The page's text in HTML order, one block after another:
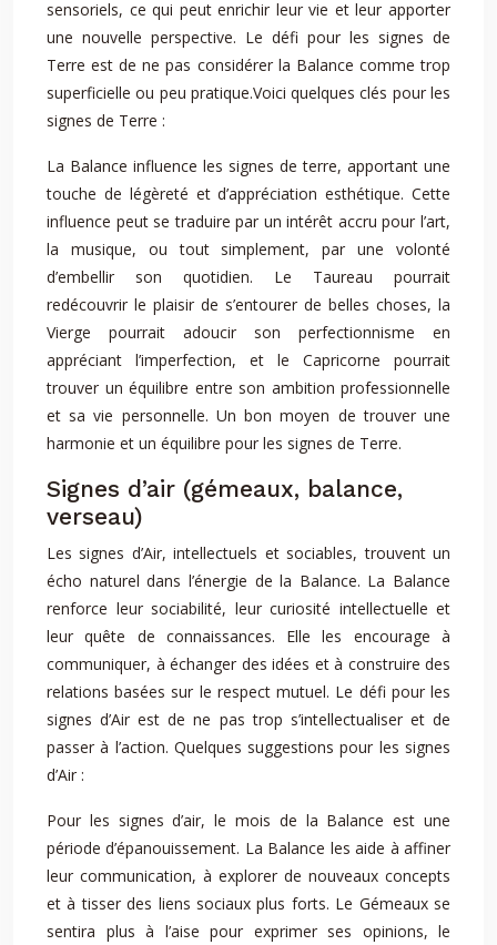
sensoriels, ce qui peut enrichir leur vie et leur apporter
une nouvelle perspective. Le défi pour les signes de
Terre est de ne pas considérer la Balance comme trop
superficielle ou peu pratique.Voici quelques clés pour les
signes de Terre :
La Balance influence les signes de terre, apportant une
touche de légèreté et d’appréciation esthétique. Cette
influence peut se traduire par un intérêt accru pour l’art,
la musique, ou tout simplement, par une volonté
d’embellir son quotidien. Le Taureau pourrait
redécouvrir le plaisir de s’entourer de belles choses, la
Vierge pourrait adoucir son perfectionnisme en
appréciant l’imperfection, et le Capricorne pourrait
trouver un équilibre entre son ambition professionnelle
et sa vie personnelle. Un bon moyen de trouver une
harmonie et un équilibre pour les signes de Terre.
Signes d’air (gémeaux, balance,
verseau)
Les signes d’Air, intellectuels et sociables, trouvent un
écho naturel dans l’énergie de la Balance. La Balance
renforce leur sociabilité, leur curiosité intellectuelle et
leur quête de connaissances. Elle les encourage à
communiquer, à échanger des idées et à construire des
relations basées sur le respect mutuel. Le défi pour les
signes d’Air est de ne pas trop s’intellectualiser et de
passer à l’action. Quelques suggestions pour les signes
d’Air :
Pour les signes d’air, le mois de la Balance est une
période d’épanouissement. La Balance les aide à affiner
leur communication, à explorer de nouveaux concepts
et à tisser des liens sociaux plus forts. Le Gémeaux se
sentira plus à l’aise pour exprimer ses opinions, le